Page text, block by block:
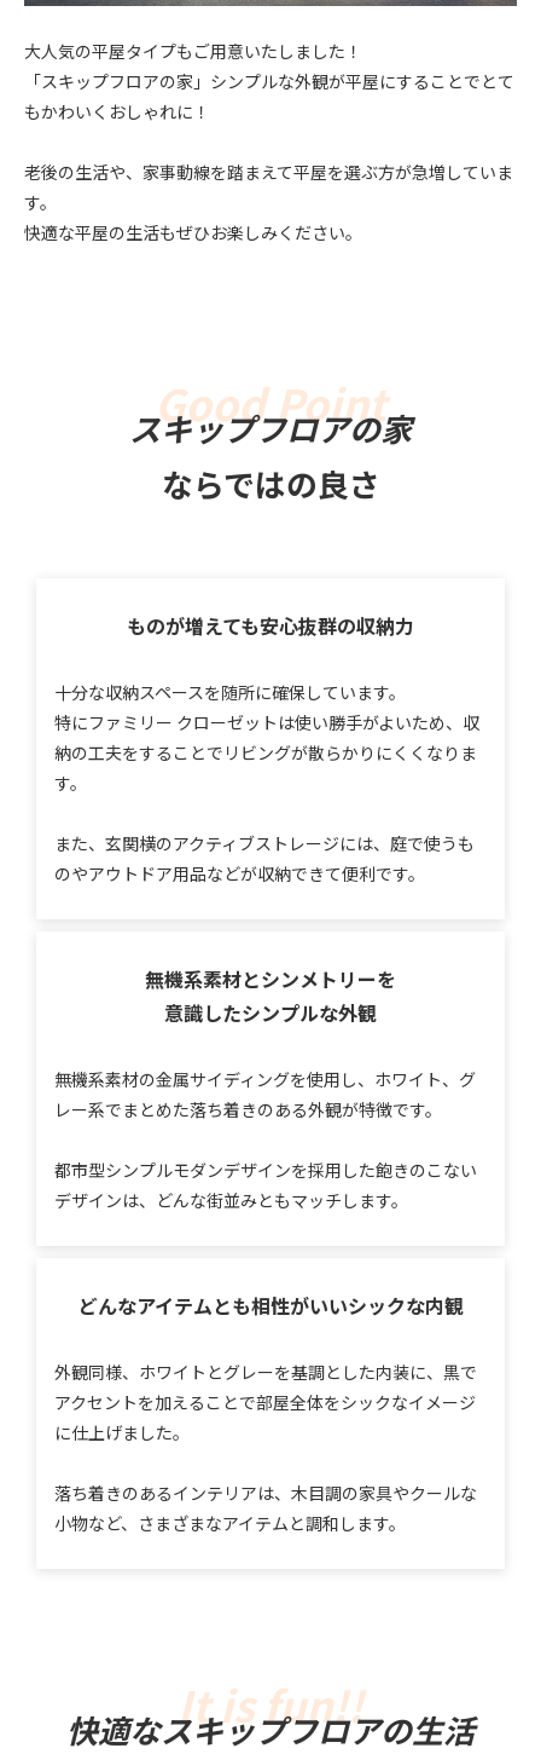
大人気の平屋タイプもご用意いたしました！
「スキップフロアの家」シンプルな外観が平屋にすることでとて
もかわいくおしゃれに！
老後の生活や、家事動線を踏まえて平屋を選ぶ方が急増していま
す。
快適な平屋の生活もぜひお楽しみください。
スキップフロアの家
ならではの良さ
ものが増えても安心抜群の収納力
十分な収納スペースを随所に確保しています。
特にファミリー クローゼットは使い勝手がよいため、収
納の工夫をすることでリビングが散らかりにくくなりま
す。
また、玄関横のアクティブストレージには、庭で使うも
のやアウトドア用品などが収納できて便利です。
無機系素材とシンメトリーを
意識したシンプルな外観
無機系素材の金属サイディングを使用し、ホワイト、グ
レー系でまとめた落ち着きのある外観が特徴です。
都市型シンプルモダンデザインを採用した飽きのこない
デザインは、どんな街並みともマッチします。
どんなアイテムとも相性がいいシックな内観
外観同様、ホワイトとグレーを基調とした内装に、黒で
アクセントを加えることで部屋全体をシックなイメージ
に仕上げました。
落ち着きのあるインテリアは、木目調の家具やクールな
小物など、さまざまなアイテムと調和します。
快適なスキップフロアの生活